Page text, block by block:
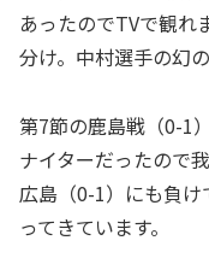
あったのでTVで観れ
分け。中村選手の幻の
第7節の鹿島戦（0-1
ナイターだったので
広島（0-1）にも負
ってきています。